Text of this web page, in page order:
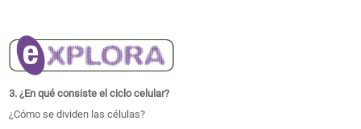
3. ¿En qué consiste el ciclo celular?
¿Cómo se dividen las células?